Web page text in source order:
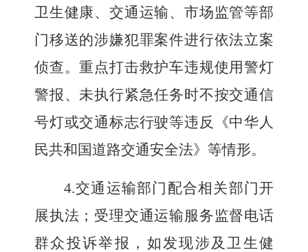
卫生健康、交通运输、市场监管等部
门移送的涉嫌犯罪案件进行依法立案
侦查。重点打击救护车违规使用警灯
警报、未执行紧急任务时不按交通信
号灯或交通标志行驶等违反《中华人
民共和国道路交通安全法》等情形。
4.交通运输部门配合相关部门开
展执法；受理交通运输服务监督电话
群众投诉举报，如发现涉及卫生健